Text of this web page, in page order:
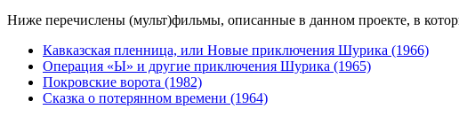
Ниже перечислены (мульт)фильмы, описанные в данном проекте, в
Кавказская пленница, или Новые приключения Шурика (1966)
Операция «Ы» и другие приключения Шурика (1965)
Покровские ворота (1982)
Сказка о потерянном времени (1964)